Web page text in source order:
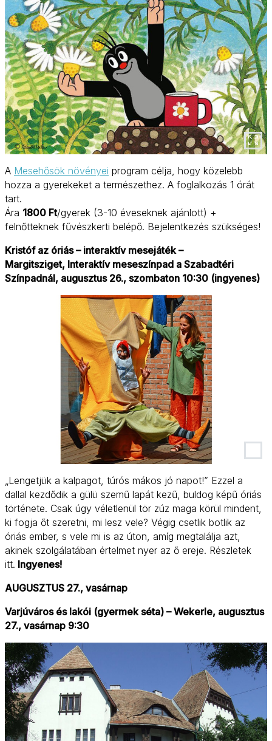
A Mesehősök növényei program célja, hogy közelebb
hozza a gyerekeket a természethez. A foglalkozás 1 órát
tart.
Ára 1800 Ft/gyerek (3-10 éveseknek ajánlott) +
felnőtteknek fűvészkerti belépő. Bejelentkezés szükséges!
Kristóf az óriás – interaktív mesejáték –
Margitsziget, Interaktív meseszínpad a Szabadtéri
Színpadnál, augusztus 26., szombaton 10:30 (ingyenes)
„Lengetjük a kalpagot, túrós mákos jó napot!” Ezzel a
dallal kezdődik a gülü szemű lapát kezű, buldog képű óriás
története. Csak úgy véletlenül tör zúz maga körül mindent,
ki fogja őt szeretni, mi lesz vele? Végig csetlik botlik az
óriás ember, s vele mi is az úton, amíg megtalálja azt,
akinek szolgálatában értelmet nyer az ő ereje. Részletek
itt. Ingyenes!
AUGUSZTUS 27., vasárnap
Varjúváros és lakói (gyermek séta) – Wekerle, augusztus
27., vasárnap 9:30